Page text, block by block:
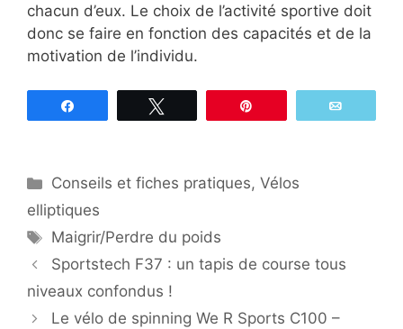
chacun d’eux. Le choix de l’activité sportive doit
donc se faire en fonction des capacités et de la
motivation de l’individu.
Catégories
Conseils et fiches pratiques,Vélos
elliptiques
Étiquettes
Maigrir/Perdre du poids
Sportstech F37 : un tapis de course tous
niveaux confondus !
Le vélo de spinning We R Sports C100 –